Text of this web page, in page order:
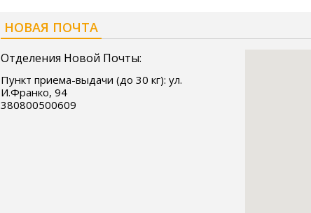
НОВАЯ ПОЧТА
Отделения Новой Почты:
Пункт приема-выдачи (до 30 кг): ул.
И.Франко, 94
380800500609